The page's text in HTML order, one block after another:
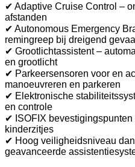
✔ Adaptive Cruise Control –
afstanden
✔ Autonomous Emergency
remingreep bij dreigend
✔ Grootlichtassistent –
en grootlicht
✔ Parkeersensoren voor en
manoeuvreren en parkeren
✔ Elektronische
en controle
✔ ISOFIX
kinderzitjes
✔ Hoog veiligheidsniveau
geavanceerde